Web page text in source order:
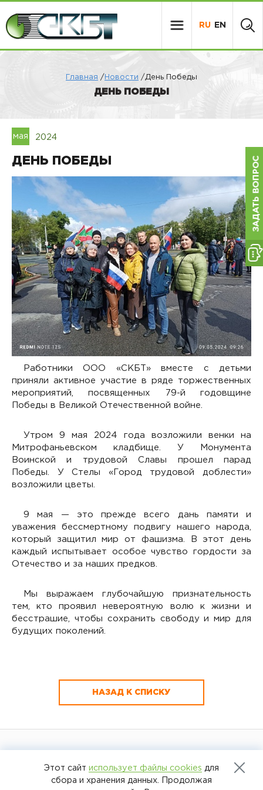
RU EN
Главная / Новости /День Победы
ДЕНЬ ПОБЕДЫ
мая 2024
ДЕНЬ ПОБЕДЫ
Работники ООО «СКБТ» вместе с детьми
приняли активное участие в ряде торжественных
мероприятий, посвященных 79-й годовщине
Победы в Великой Отечественной войне.
Утром 9 мая 2024 года возложили венки на
Митрофаньевском кладбище. У Монумента
Воинской и трудовой Славы прошел парад
Победы. У Стелы «Город трудовой доблести»
возложили цветы.
9 мая — это прежде всего дань памяти и
уважения бессмертному подвигу нашего народа,
который защитил мир от фашизма. В этот день
каждый испытывает особое чувство гордости за
Отечество и за наших предков.
Мы выражаем глубочайшую признательность
тем, кто проявил невероятную волю к жизни и
бесстрашие, чтобы сохранить свободу и мир для
будущих поколений.
НАЗАД К СПИСКУ
бюро турбонагнетателей» 2025
Этот сайт использует файлы cookies для
сбора и хранения данных. Продолжая